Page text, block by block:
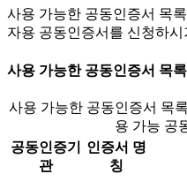
사용 가능한 공동인증서 목
자용 공동인증서를 신청하시
사용 가능한 공동인증서 목록
사용 가능한 공동인증서 목
용 가능 공
공동인증기
관
인증서 명
칭